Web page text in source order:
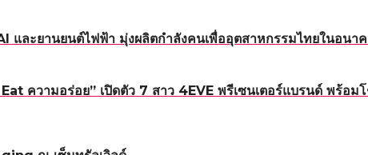
ละยานยนต์ไฟฟ้า มุ่งผลิตกำลังคนเพื่ออุตสาหกรรมไทยในอนา
ความอร่อย” เปิดตัว 7 สาว 4EVE พรีเซนเตอร์แบรนด์ พร้อมโ